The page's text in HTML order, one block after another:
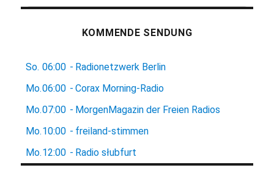
KOMMENDE SENDUNG
So. 06:00 - Radionetzwerk Berlin
Mo.06:00 - Corax Morning-Radio
Mo.07:00 - MorgenMagazin der Freien Radios
Mo.10:00 - freiland-stimmen
Mo.12:00 - Radio słubfurt